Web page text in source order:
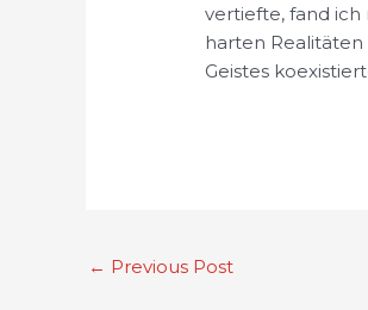
vertiefte, fand ich
harten
Geistes
← Previous Post